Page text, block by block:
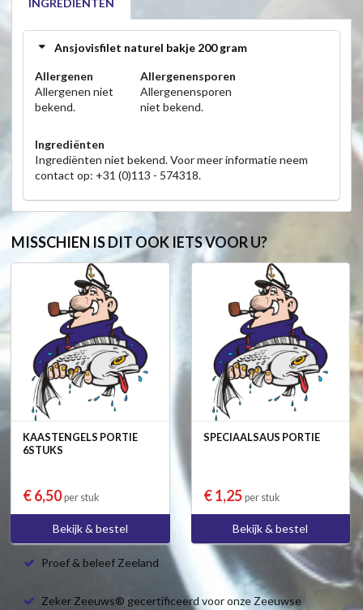
INGREDIËNTEN
Ansjovisfilet naturel bakje 200 gram
Allergenen
Allergenen niet
bekend.
Allergenensporen
Allergenensporen
niet bekend.
Ingrediënten
Ingrediënten niet bekend. Voor meer informatie neem
contact op: +31 (0)113 - 574318.
MISSCHIEN IS DIT OOK IETS VOOR U?
KAASTENGELS PORTIE
6STUKS
€ 6,50per stuk
Bekijk & bestel
SPECIAALSAUS PORTIE
€ 1,25 per stuk
Bekijk & bestel
Proef & beleef Zeeland
Zeker Zeeuws® gecertificeerd voor onze Zeeuwse